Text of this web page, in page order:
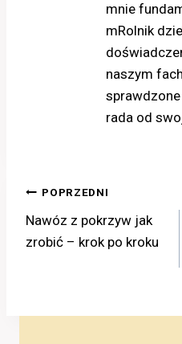
mnie
mRolnik
naszym
rada od
Nawigacja
wpisu
POPRZEDNI
Nawóz z pokrzyw jak
zrobić – krok po kroku